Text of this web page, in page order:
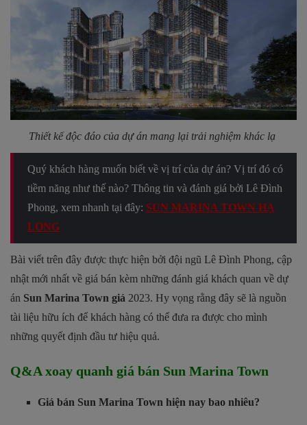
Thiết kế độc đáo của dự án mang lại trải nghiệm khác lạ
Quý khách hàng muốn biết về vị trí của dự án? Vị trí đó có
tiềm năng như thế nào? Thông tin và đánh giá bởi Lê Đình
Phong, xem nhanh tại đây: SUN MARINA TOWN HẠ
LONG
Bài viết trên đây được thực hiện bởi đội ngũ Lê Đình Phong, cập
nhật mới nhất về giá bán kèm những đánh giá khách quan về dự
án Sun Marina Town giá 2023. Hy vọng rằng đây sẽ là nguồn
tài liệu hữu ích để khách hàng có thể đưa ra được cho mình
những quyết định đầu tư hiệu quả.
Q&A xoay quanh giá bán Sun Marina Town
Giá bán Sun Marina Town hiện nay bao nhiêu?